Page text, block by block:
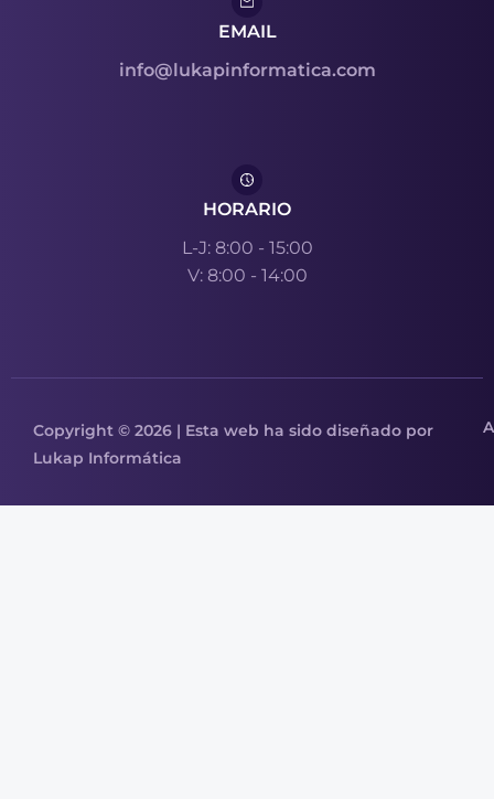
EMAIL
info@lukapinformatica.com
HORARIO
L-J: 8:00 - 15:00
V: 8:00 - 14:00
Copyright © 2026 | Esta web ha sido diseñado por
Lukap Informática